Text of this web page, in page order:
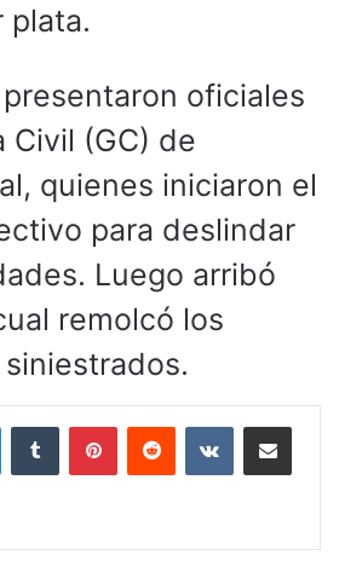
plata.
oficiales
Civil (GC) de
quienes iniciaron el
para deslindar
Luego arribó
remolcó los
LinkedInTumblr PinterestReddit VKontakteCompartir por